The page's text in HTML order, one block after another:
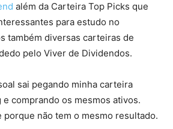
além da Carteira Top Picks que
para estudo no
também diversas carteiras de
pelo Viver de Dividendos.
sai pegando minha carteira
comprando os mesmos ativos.
porque não tem o mesmo resultado.